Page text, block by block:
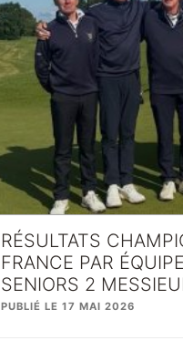
RÉSULTATS
FRANCE PAR
SENIORS 2
PUBLIÉ LE 17 MAI 2026